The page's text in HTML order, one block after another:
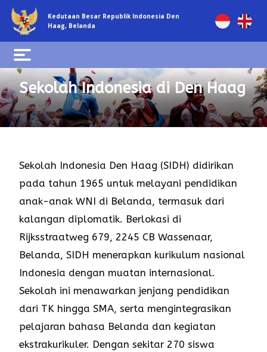
Kedutaan Besar Republik Indonesia Den
Haag, Belanda
Sekolah Indonesia di Den Haag
Sekolah Indonesia Den Haag (SIDH) didirikan
pada tahun 1965 untuk melayani pendidikan
anak-anak WNI di Belanda, termasuk dari
kalangan diplomatik. Berlokasi di
Rijksstraatweg 679, 2245 CB Wassenaar,
Belanda, SIDH menerapkan kurikulum nasional
Indonesia dengan muatan internasional.
Sekolah ini menawarkan jenjang pendidikan
dari TK hingga SMA, serta mengintegrasikan
pelajaran bahasa Belanda dan kegiatan
ekstrakurikuler. Dengan sekitar 270 siswa